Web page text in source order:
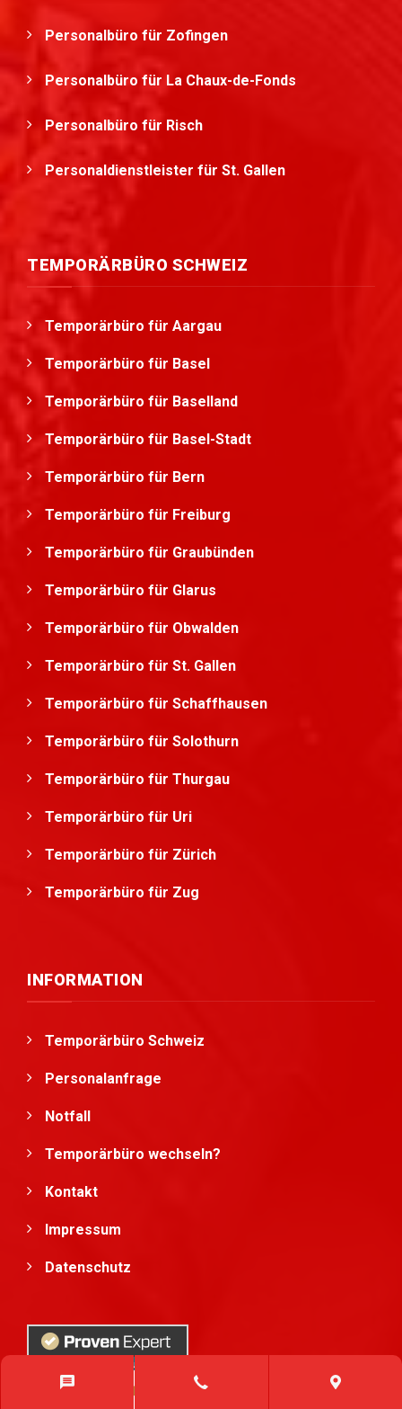
Personalbüro für Zofingen
Personalbüro für La Chaux-de-Fonds
Personalbüro für Risch
Personaldienstleister für St. Gallen
TEMPORÄRBÜRO SCHWEIZ
Temporärbüro für Aargau
Temporärbüro für Basel
Temporärbüro für Baselland
Temporärbüro für Basel-Stadt
Temporärbüro für Bern
Temporärbüro für Freiburg
Temporärbüro für Graubünden
Temporärbüro für Glarus
Temporärbüro für Obwalden
Temporärbüro für St. Gallen
Temporärbüro für Schaffhausen
Temporärbüro für Solothurn
Temporärbüro für Thurgau
Temporärbüro für Uri
Temporärbüro für Zürich
Temporärbüro für Zug
INFORMATION
Temporärbüro Schweiz
Personalanfrage
Notfall
Temporärbüro wechseln?
Kontakt
Impressum
Datenschutz